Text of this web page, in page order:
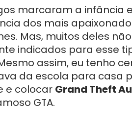
marcaram a infância
dos mais
Mas, muitos deles
indicados para esse
assim, eu tenho
da escola para casa
e colocar Grand Theft
GTA.